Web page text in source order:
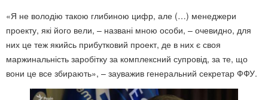
«Я не володію такою глибиною цифр, але (…) менеджери
проекту, які його вели, – названі мною особи, – очевидно, для
них це теж якийсь прибутковий проект, де в них є своя
маржинальність заробітку за комплексний супровід, за те, що
вони це все збирають», – зауважив генеральний секретар ФФУ.